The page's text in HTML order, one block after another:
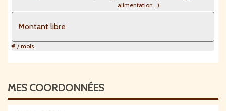
alimentation...)
€ / mois
MES COORDONNÉES